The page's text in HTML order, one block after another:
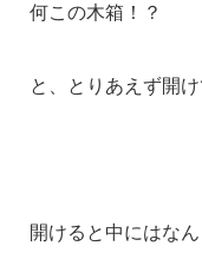
何この木箱！？
と、とりあえず開け
開けると中にはなん